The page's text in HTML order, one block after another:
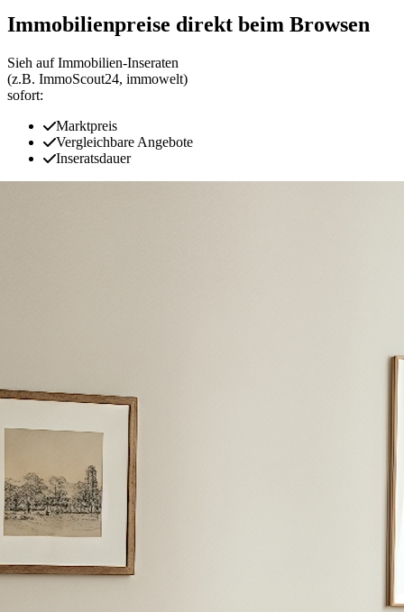
Immobilienpreise direkt beim Browsen
Sieh auf Immobilien‑Inseraten
(z.B. ImmoScout24, immowelt)
sofort:
Marktpreis
Vergleichbare Angebote
Inseratsdauer